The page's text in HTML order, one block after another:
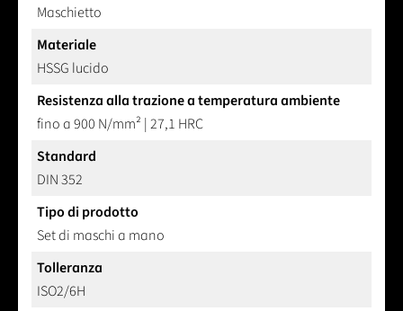
Maschietto
Materiale
HSSG lucido
Resistenza alla trazione a temperatura ambiente
fino a 900 N/mm² | 27,1 HRC
Standard
DIN 352
Tipo di prodotto
Set di maschi a mano
Tolleranza
ISO2/6H